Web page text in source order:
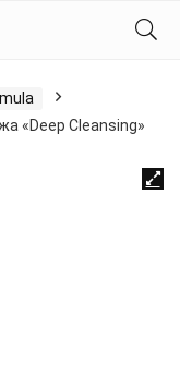
«Deep Cleansing»